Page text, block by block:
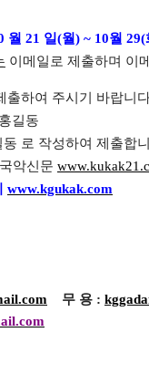
월 21 일(월) ~ 10월 29(
이메일로 제출하며 이
출하여 주시기 바랍니
길동
동 로 작성하여 제출합
국악신문
www.kgukak.com
무 용 :